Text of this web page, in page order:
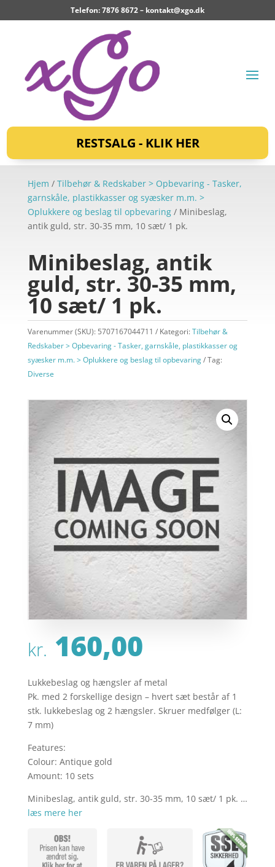
Telefon: 7876 8672 – kontakt@xgo.dk
RESTSALG - KLIK HER
Hjem / Tilbehør & Redskaber > Opbevaring - Tasker,
garnskåle, plastikkasser og syæsker m.m. >
Oplukkere og beslag til opbevaring/ Minibeslag,
antik guld, str. 30-35 mm, 10 sæt/ 1 pk.
Minibeslag, antik
guld, str. 30-35 mm,
10 sæt/ 1 pk.
Varenummer (SKU): 5707167044711 Kategori:Tilbehør &
Redskaber > Opbevaring - Tasker, garnskåle, plastikkasser og
syæsker m.m. > Oplukkere og beslag til opbevaring
Tag:
Diverse
kr. 160,00
Lukkebeslag og hængsler af metal
Pk. med 2 forskellige design – hvert sæt består af 1
stk. lukkebeslag og 2 hængsler. Skruer medfølger (L:
7 mm)
Features:
Colour: Antique gold
Amount: 10 sets
Minibeslag, antik guld, str. 30-35 mm, 10 sæt/ 1 pk. …
læs mere her